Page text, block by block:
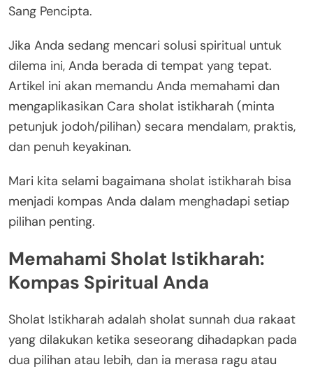
Sang Pencipta.
Jika Anda sedang mencari solusi spiritual untuk
dilema ini, Anda berada di tempat yang tepat.
Artikel ini akan memandu Anda memahami dan
mengaplikasikan Cara sholat istikharah (minta
petunjuk jodoh/pilihan) secara mendalam, praktis,
dan penuh keyakinan.
Mari kita selami bagaimana sholat istikharah bisa
menjadi kompas Anda dalam menghadapi setiap
pilihan penting.
Memahami Sholat Istikharah:
Kompas Spiritual Anda
Sholat Istikharah adalah sholat sunnah dua rakaat
yang dilakukan ketika seseorang dihadapkan pada
dua pilihan atau lebih, dan ia merasa ragu atau